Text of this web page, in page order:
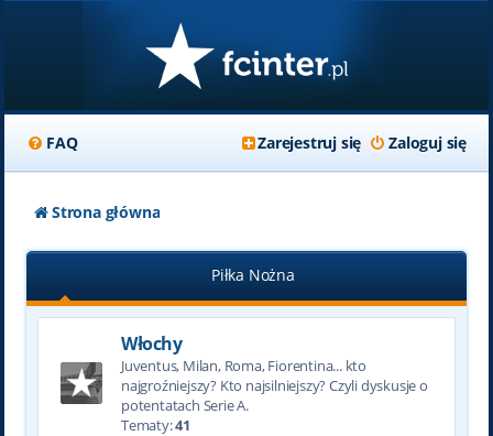
FAQ Zaloguj się
Zarejestruj się
Strona główna
Piłka Nożna
Włochy
Juventus, Milan, Roma, Fiorentina... kto
najgroźniejszy? Kto najsilniejszy? Czyli dyskusje o
potentatach Serie A.
Tematy:41